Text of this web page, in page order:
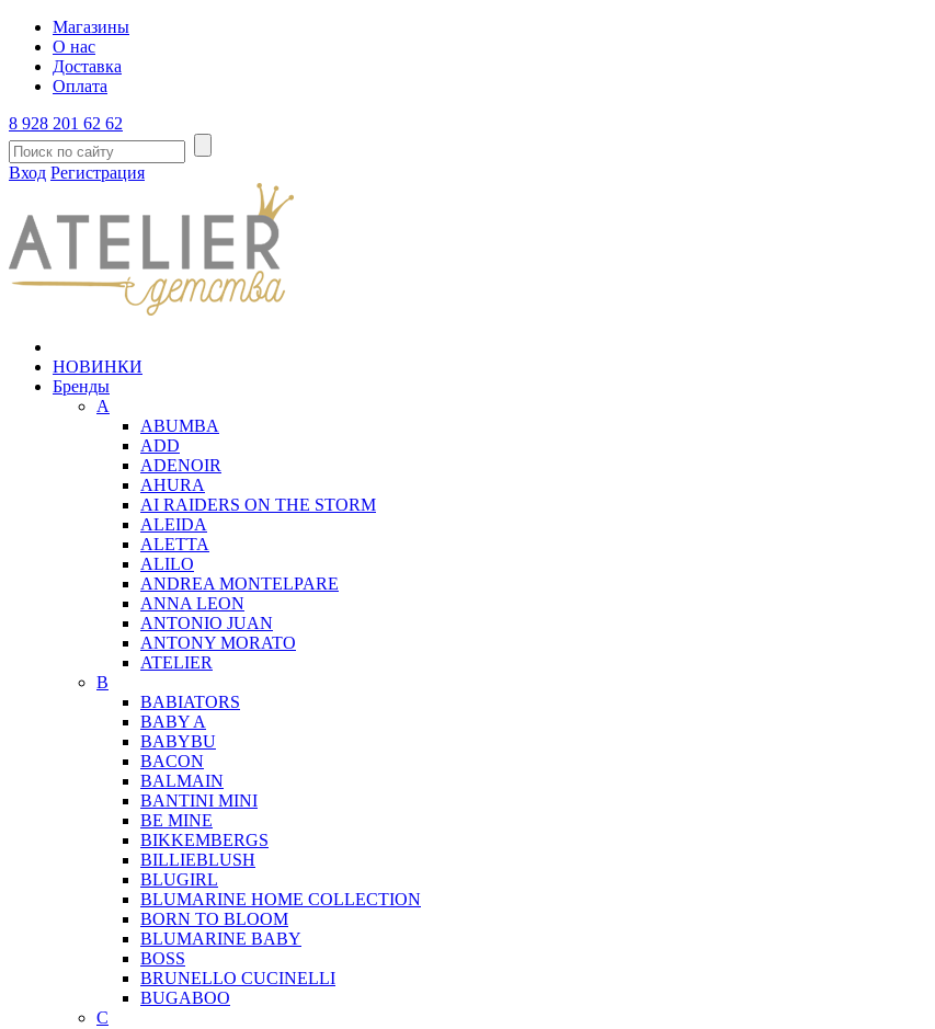
Магазины
О нас
Доставка
Оплата
8 928 201 62 62
Вход Регистрация
НОВИНКИ
Бренды
A
ABUMBA
ADD
ADENOIR
AHURA
AI RAIDERS ON THE STORM
ALEIDA
ALETTA
ALILO
ANDREA MONTELPARE
ANNA LEON
ANTONIO JUAN
ANTONY MORATO
ATELIER
B
BABIATORS
BABY A
BABYBU
BACON
BALMAIN
BANTINI MINI
BE MINE
BIKKEMBERGS
BILLIEBLUSH
BLUGIRL
BLUMARINE HOME COLLECTION
BORN TO BLOOM
BLUMARINE BABY
BOSS
BRUNELLO CUCINELLI
BUGABOO
C